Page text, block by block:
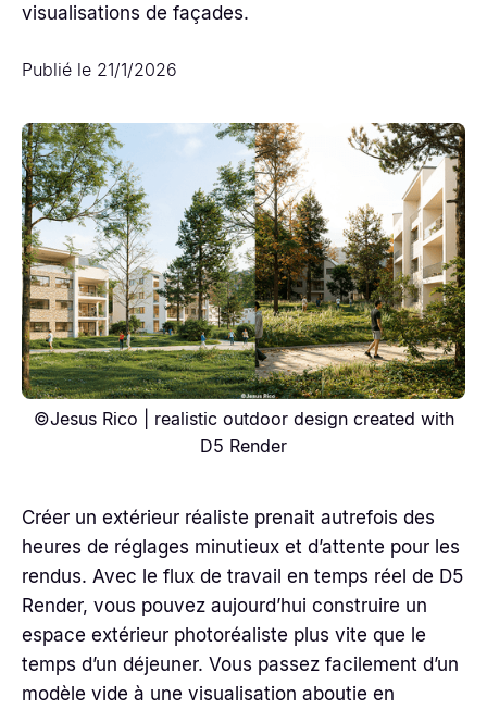
visualisations de façades.
Publié le 21/1/2026
©Jesus Rico | realistic outdoor design created with
D5 Render
Créer un extérieur réaliste prenait autrefois des
heures de réglages minutieux et d’attente pour les
rendus. Avec le flux de travail en temps réel de D5
Render, vous pouvez aujourd’hui construire un
espace extérieur photoréaliste plus vite que le
temps d’un déjeuner. Vous passez facilement d’un
modèle vide à une visualisation aboutie en